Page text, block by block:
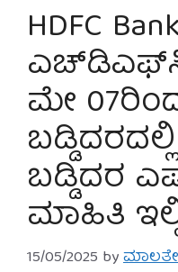
HDFC
ಎಚ್‌ಡಿಎಫ್‌ಸಿ
ಮೇ
ಬಡ್ಡಿದರ
ಮಾಹಿತಿ
15/05/2025 by